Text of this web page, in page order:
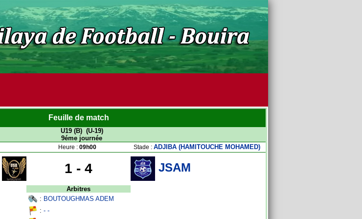
Feuille de match
U19 (B) (U-19)
9éme journée
Heure : 09h00 Stade : ADJIBA (HAMITOUCHE MOHAMED)
1 - 4 JSAM
Arbitres
: BOUTOUGHMAS ADEM
: - -